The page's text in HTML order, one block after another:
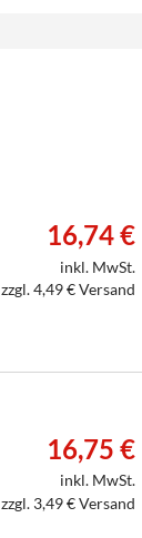
16,74 €
inkl. MwSt.
zzgl. 4,49 € Versand
16,75 €
inkl. MwSt.
zzgl. 3,49 € Versand